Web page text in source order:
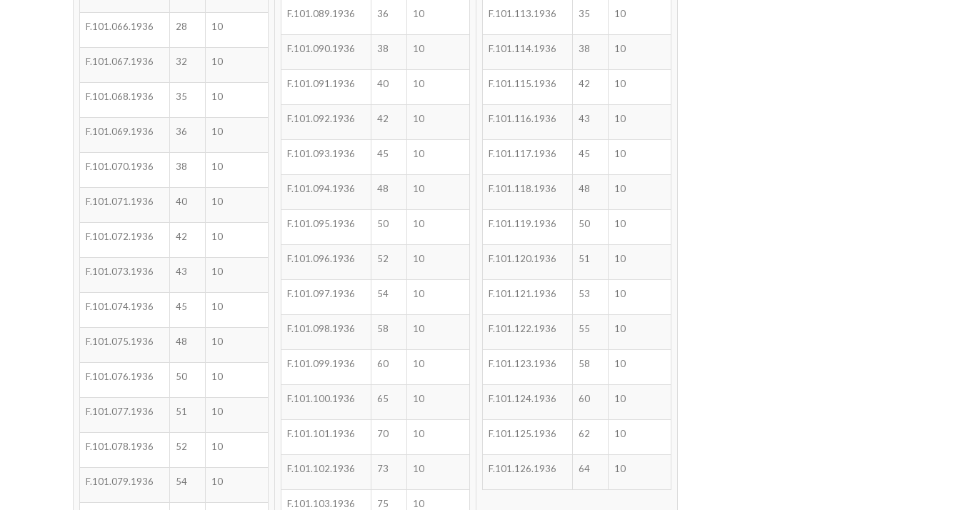
F.101.066.1936 28 10
F.101.067.1936 32 10
F.101.068.1936 35 10
F.101.069.1936 36 10
F.101.070.1936 38 10
F.101.071.1936 40 10
F.101.072.1936 42 10
F.101.073.1936 43 10
F.101.074.1936 45 10
F.101.075.1936 48 10
F.101.076.1936 50 10
F.101.077.1936 51 10
F.101.078.1936 52 10
F.101.079.1936 54 10
F.101.089.1936 36 10
F.101.090.1936 38 10
F.101.091.1936 40 10
F.101.092.1936 42 10
F.101.093.1936 45 10
F.101.094.1936 48 10
F.101.095.1936 50 10
F.101.096.1936 52 10
F.101.097.1936 54 10
F.101.098.1936 58 10
F.101.099.1936 60 10
F.101.100.1936 65 10
F.101.101.1936 70 10
F.101.102.1936 73 10
F.101.103.1936 75 10
F.101.113.1936 35 10
F.101.114.1936 38 10
F.101.115.1936 42 10
F.101.116.1936 43 10
F.101.117.1936 45 10
F.101.118.1936 48 10
F.101.119.1936 50 10
F.101.120.1936 51 10
F.101.121.1936 53 10
F.101.122.1936 55 10
F.101.123.1936 58 10
F.101.124.1936 60 10
F.101.125.1936 62 10
F.101.126.1936 64 10